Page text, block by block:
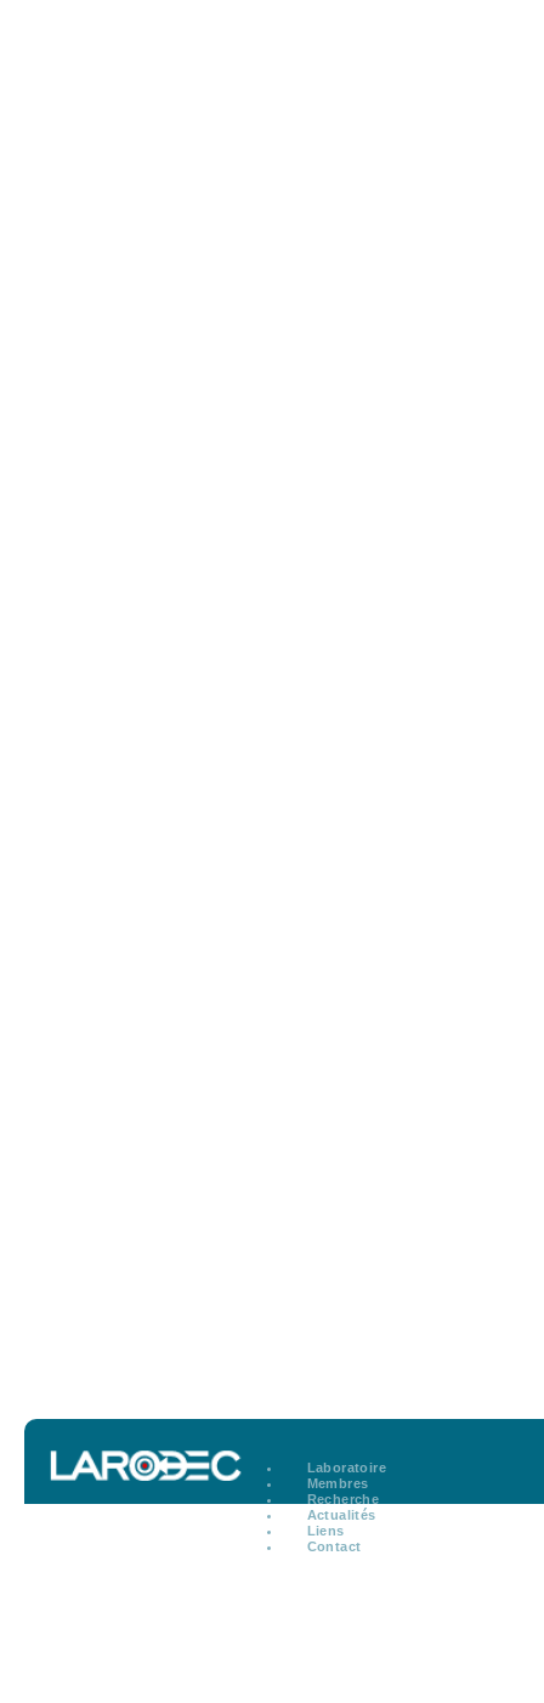
Laboratoire
Membres
Recherche
Actualités
Liens
Contact